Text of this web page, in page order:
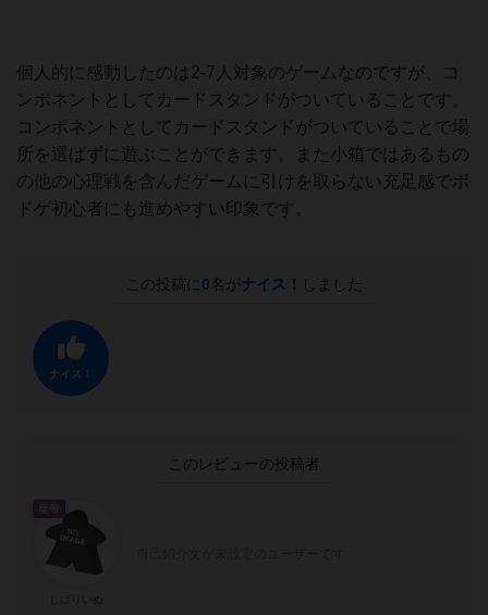
個人的に感動したのは2-7人対象のゲームなのですが、コ
ンポネントとしてカードスタンドがついていることです。
コンポネントとしてカードスタンドがついていることで場
所を選ばずに遊ぶことができます。また小箱ではあるもの
の他の心理戦を含んだゲームに引けを取らない充足感でボ
ドゲ初心者にも進めやすい印象です。
この投稿に 0名がナイス！ しました
ナイス！
このレビューの投稿者